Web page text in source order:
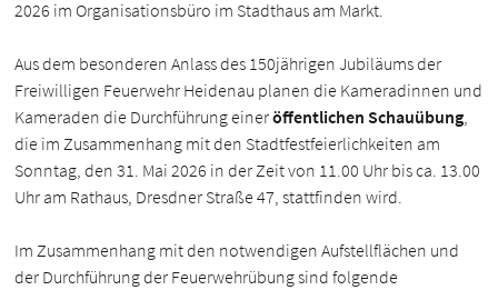
2026 im Organisationsbüro im Stadthaus am Markt.
Aus dem besonderen Anlass des 150jährigen Jubiläums der
Freiwilligen Feuerwehr Heidenau planen die Kameradinnen und
Kameraden die Durchführung eineröffentlichen Schauübung,
die im Zusammenhang mit den Stadtfestfeierlichkeiten am
Sonntag, den 31. Mai 2026 in der Zeit von 11.00 Uhr bis ca. 13.00
Uhr am Rathaus, Dresdner Straße 47, stattfinden wird.
Im Zusammenhang mit den notwendigen Aufstellflächen und
der Durchführung der Feuerwehrübung sind folgende